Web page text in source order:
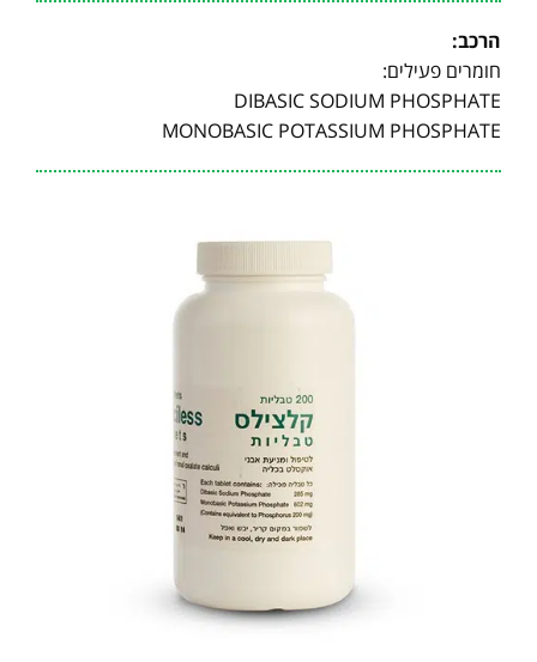
הרכב:
חומרים פעילים:
DIBASIC SODIUM PHOSPHATE
MONOBASIC POTASSIUM PHOSPHATE